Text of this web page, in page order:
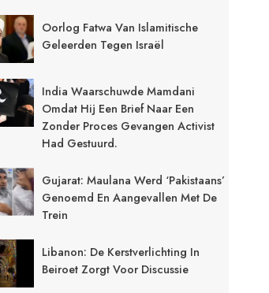
Oorlog Fatwa Van Islamitische
Geleerden Tegen Israël
India Waarschuwde Mamdani
Omdat Hij Een Brief Naar Een
Zonder Proces Gevangen Activist
Had Gestuurd.
Gujarat: Maulana Werd ‘Pakistaans’
Genoemd En Aangevallen Met De
Trein
Libanon: De Kerstverlichting In
Beiroet Zorgt Voor Discussie